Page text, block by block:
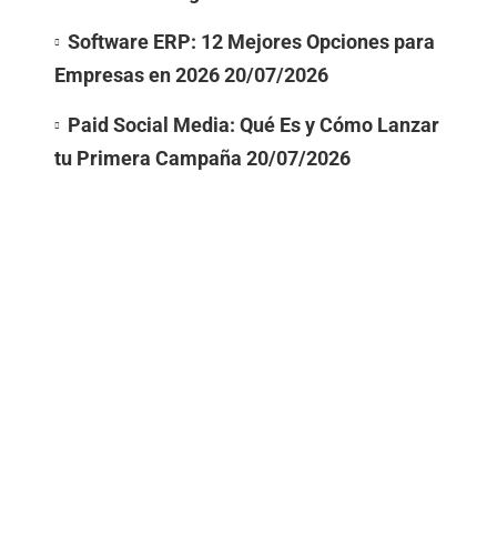
Software ERP: 12 Mejores Opciones para
Empresas en 202620/07/2026
Paid Social Media: Qué Es y Cómo Lanzar
tu Primera Campaña 20/07/2026